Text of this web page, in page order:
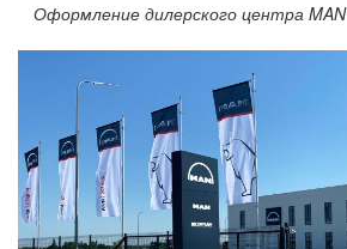
Оформление дилерского центра MAN